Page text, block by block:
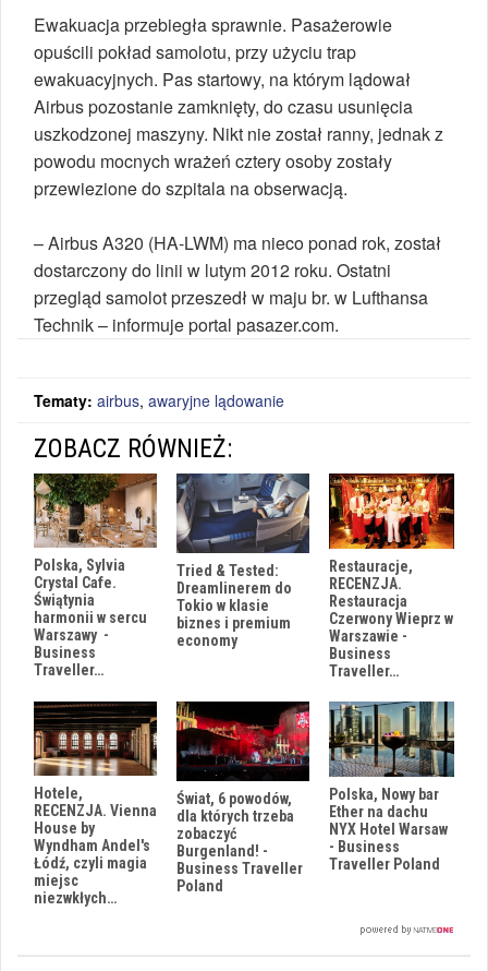
Ewakuacja przebiegła sprawnie. Pasażerowie
opuścili pokład samolotu, przy użyciu trap
ewakuacyjnych. Pas startowy, na którym lądował
Airbus pozostanie zamknięty, do czasu usunięcia
uszkodzonej maszyny. Nikt nie został ranny, jednak z
powodu mocnych wrażeń cztery osoby zostały
przewiezione do szpitala na obserwacją.
– Airbus A320 (HA-LWM) ma nieco ponad rok, został
dostarczony do linii w lutym 2012 roku. Ostatni
przegląd samolotprzeszedł w maju br. w Lufthansa
Technik – informuje portal pasazer.com.
Tematy: airbus, awaryjne lądowanie
ZOBACZ RÓWNIEŻ:
Polska, Sylvia
Crystal Cafe.
Świątynia
harmonii w sercu
Warszawy -
Business
Traveller…
Tried & Tested:
Dreamlinerem do
Tokio w klasie
biznes i premium
economy
Restauracje,
RECENZJA.
Restauracja
Czerwony Wieprz w
Warszawie -
Business
Traveller…
Hotele,
RECENZJA. Vienna
House by
Wyndham Andel's
Łódź, czyli magia
miejsc
niezwkłych…
Świat, 6 powodów,
dla których trzeba
zobaczyć
Burgenland! -
Business Traveller
Poland
Polska, Nowy bar
Ether na dachu
NYX Hotel Warsaw
- Business
Traveller Poland